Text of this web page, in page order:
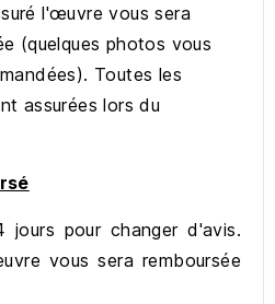
l'œuvre vous sera
(quelques photos vous
Toutes les
assurées lors du
jours pour changer d'avis.
vous sera remboursée